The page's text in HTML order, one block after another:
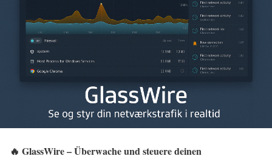
🔥 GlassWire – Überwache und steuere deinen